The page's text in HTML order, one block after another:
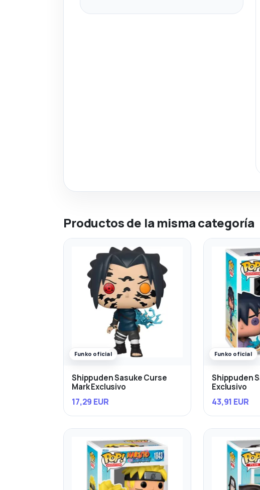
Productos de la misma categoría
Funko oficial
Shippuden Sasuke Curse
Mark Exclusivo
17,29 EUR
Funko oficial
Shippuden
Exclusivo
43,91 EUR